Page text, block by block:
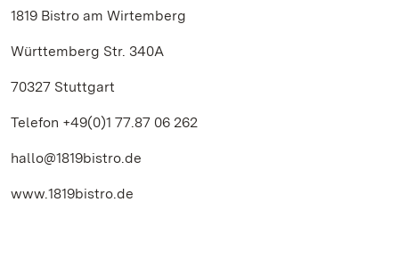
1819 Bistro am Wirtemberg
Württemberg Str. 340A
70327 Stuttgart
Telefon +49(0)1 77.87 06 262
hallo@1819bistro.de
www.1819bistro.de